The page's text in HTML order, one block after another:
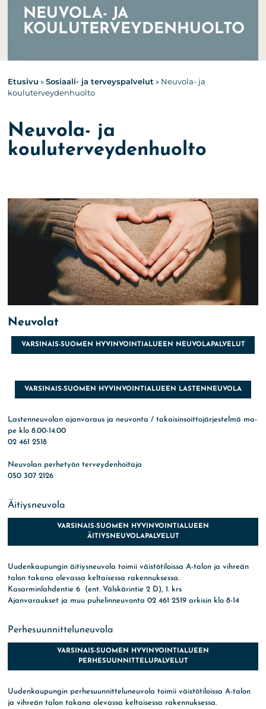
NEUVOLA- JA
KOULUTERVEYDENHUOLTO
Etusivu »Sosiaali- ja terveyspalvelut » Neuvola- ja
kouluterveydenhuolto
Neuvola- ja
kouluterveydenhuolto
Neuvolat
VARSINAIS-SUOMEN HYVINVOINTIALUEEN NEUVOLAPALVELUT
VARSINAIS-SUOMEN HYVINVOINTIALUEEN LASTENNEUVOLA
Lastenneuvolan ajanvaraus ja neuvonta / takaisinsoittojärjestelmä ma-
pe klo 8.00-14.00
02 461 2518
Neuvolan perhetyön terveydenhoitaja
050 307 2126
Äitiysneuvola
VARSINAIS-SUOMEN HYVINVOINTIALUEEN
ÄITIYSNEUVOLAPALVELUT
Uudenkaupungin äitiysneuvola toimii väistötiloissa A-talon ja vihreän
talon takana olevassa keltaisessa rakennuksessa.
Kasarminlahdentie 6 (ent. Välskärintie 2 D), 1. krs
Ajanvaraukset ja muu puhelinneuvonta 02 461 2519 arkisin klo 8-14
Perhesuunnitteluneuvola
VARSINAIS-SUOMEN HYVINVOINTIALUEEN
PERHESUUNNITTELUPALVELUT
Uudenkaupungin perhesuunnitteluneuvola toimii väistötiloissa A-talon
ja vihreän talon takana olevassa keltaisessa rakennuksessa.